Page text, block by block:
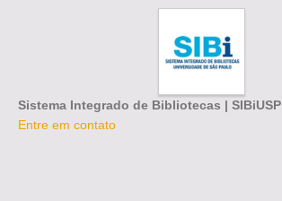
Sistema Integrado de Bibliotecas | SIBiUSP
Entre em contato